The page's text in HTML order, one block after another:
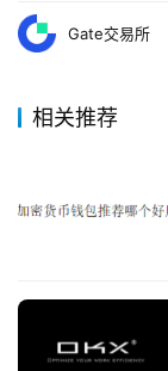
Gate交易所
相关推荐